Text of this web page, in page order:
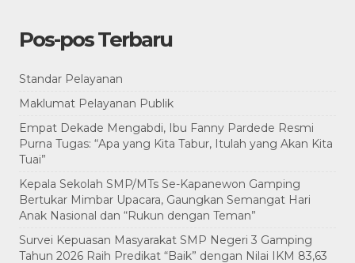
Pos-pos Terbaru
Standar Pelayanan
Maklumat Pelayanan Publik
Empat Dekade Mengabdi, Ibu Fanny Pardede Resmi
Purna Tugas: “Apa yang Kita Tabur, Itulah yang Akan Kita
Tuai”
Kepala Sekolah SMP/MTs Se-Kapanewon Gamping
Bertukar Mimbar Upacara, Gaungkan Semangat Hari
Anak Nasional dan “Rukun dengan Teman”
Survei Kepuasan Masyarakat SMP Negeri 3 Gamping
Tahun 2026 Raih Predikat “Baik” dengan Nilai IKM 83,63